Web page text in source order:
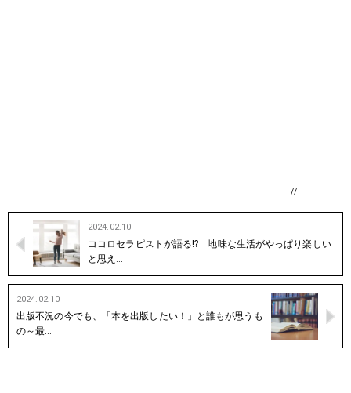
//
2024.02.10
ココロセラピストが語る!? 地味な生活がやっぱり楽しい
と思え…
2024.02.10
出版不況の今でも、「本を出版したい！」と誰もが思うも
の～最…